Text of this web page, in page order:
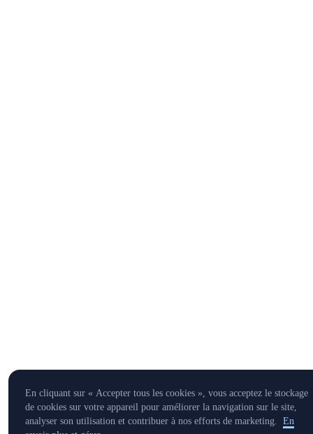
En cliquant sur « Accepter tous les cookies », vous acceptez le stockage
de cookies sur votre appareil pour améliorer la navigation sur le site,
analyser son utilisation et contribuer à nos efforts de marketing. En